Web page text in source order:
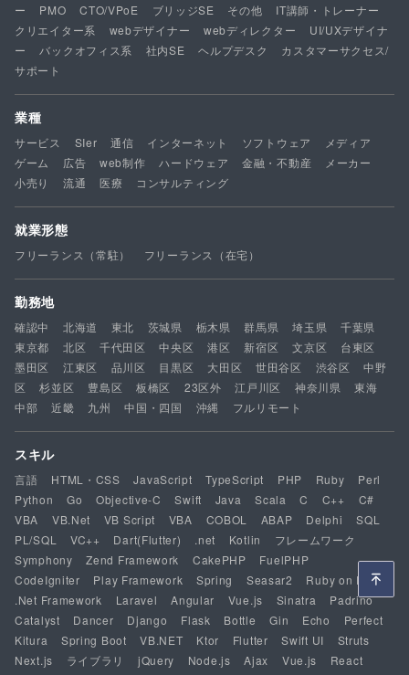
ー
PMO CTO/VPoE ブリッジSE その他
IT講師・トレーナー
クリエイター系
webデザイナー webディレクター
UI/UXデザイナ
ー
バックオフィス系 社内SE ヘルプデスク
カスタマーサクセス/
サポート
業種
サービス SIer 通信 インターネット ソフトウェア
メディア
ゲーム
広告 web制作 ハードウェア 金融・不動産
メーカー
小売り
流通 医療 コンサルティング
就業形態
フリーランス（常駐） フリーランス（在宅）
勤務地
確認中 北海道 東北 茨城県 栃木県 群馬県 埼玉県
千葉県
東京都
北区 千代田区 中央区 港区 新宿区 文京区
台東区
墨田区
江東区 品川区 目黒区 大田区 世田谷区 渋谷区
中野
区
杉並区 豊島区 板橋区 23区外 江戸川区 神奈川県
東海
中部
近畿 九州 中国・四国 沖縄 フルリモート
スキル
言語 HTML・CSS JavaScript TypeScript PHP Ruby
Perl
Python
Go Objective-C Swift Java Scala C C++
C#
VBA
VB.Net VB Script VBA COBOL ABAP Delphi
SQL
PL/SQL
VC++ Dart(Flutter) .net Kotlin
フレームワーク
Symphony
Zend Framework CakePHP
FuelPHP
CodeIgniter
Play Framework Spring Seasar2
Ruby on Rails
.Net Framework
Laravel Angular Vue.js Sinatra
Padrino
Catalyst
Dancer Django Flask Bottle Gin Echo
Perfect
Kitura
Spring Boot VB.NET Ktor Flutter Swift UI
Struts
Next.js
ライブラリ jQuery Node.js Ajax Vue.js
React